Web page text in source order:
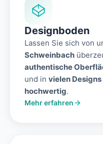
Designboden
Lassen Sie sich von
Schweinbach
authentische
und in vielen Designs
hochwertig.
Mehr erfahren